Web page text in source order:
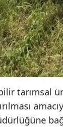
tarımsal